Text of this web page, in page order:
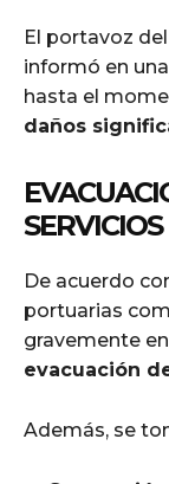
El portavoz
informó en
hasta el
daños
SERVICIOS
De acuerdo
portuarias
gravemente
evacuación
Además, se